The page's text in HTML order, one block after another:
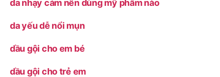
da nhạy cảm nên dùng mỹ phẩm nào
da yếu dễ nổi mụn
dầu gội cho em bé
dầu gội cho trẻ em